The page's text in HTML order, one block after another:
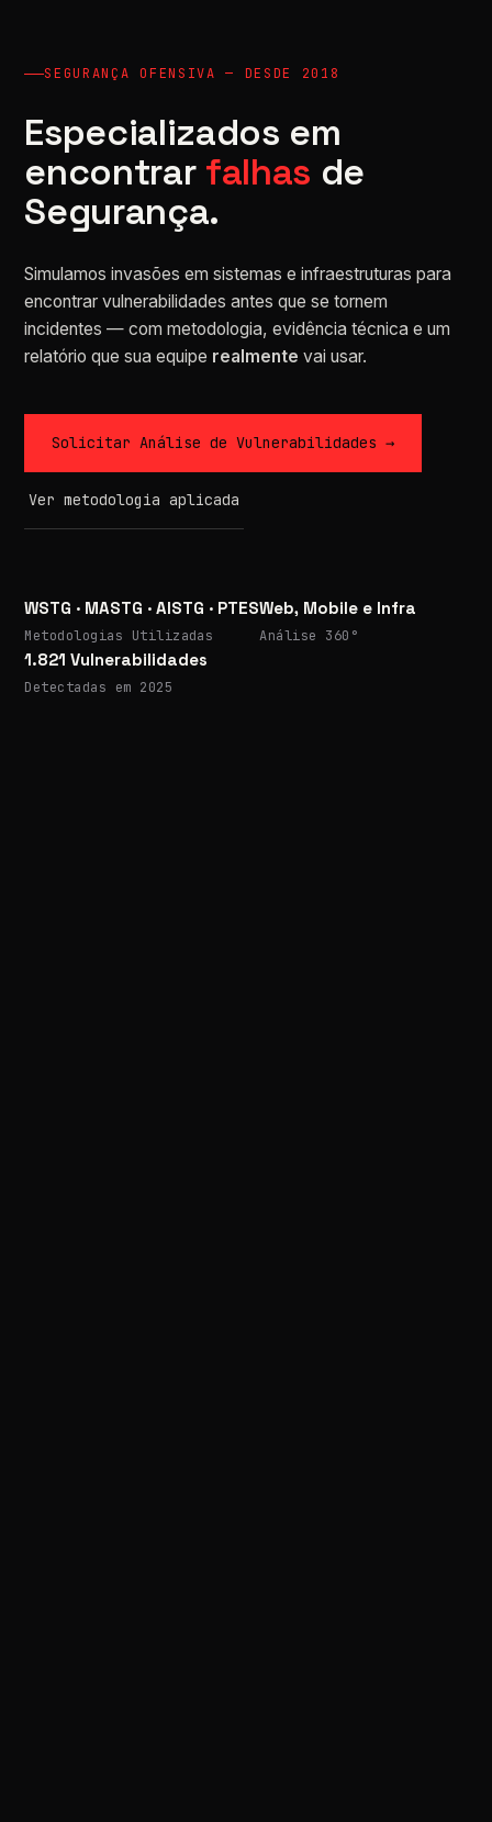
SEGURANÇA OFENSIVA — DESDE 2018
Especializados em
encontrar falhas de
Segurança.
Simulamos invasões em sistemas e infraestruturas para
encontrar vulnerabilidades antes que se tornem
incidentes — com metodologia, evidência técnica e um
relatório que sua equipe realmente vai usar.
Solicitar Análise de Vulnerabilidades →
Ver metodologia aplicada
WSTG · MASTG · AISTG · PTES
Metodologias Utilizadas
Web, Mobile e Infra
Análise 360°
1.821 Vulnerabilidades
Detectadas em 2025